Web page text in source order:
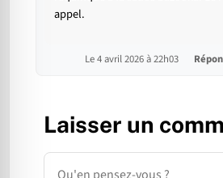
appel.
Le 4 avril 2026 à 22h03
Laisser un
Commentaire